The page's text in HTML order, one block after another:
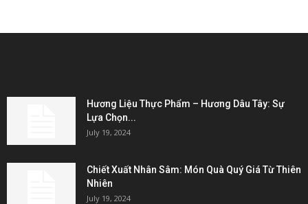
Hương Liệu Thực Phẩm – Hương Dâu Tây: Sự
Lựa Chọn...
July 19, 2024
Chiết Xuất Nhân Sâm: Món Quà Quý Giá Từ Thiên
Nhiên
July 19, 2024